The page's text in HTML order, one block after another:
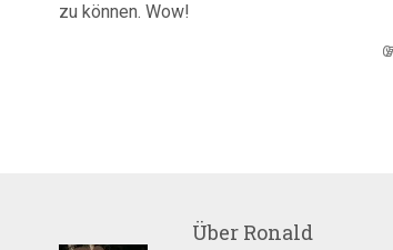
zu können. Wow!
Über Ronald